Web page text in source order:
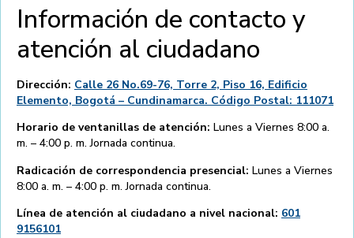
Información de contacto y
atención al ciudadano
Dirección: Calle 26 No.69-76, Torre 2, Piso 16, Edificio
Elemento, Bogotá – Cundinamarca. Código Postal: 111071
Horario de ventanillas de atención: Lunes a Viernes 8:00 a.
m. – 4:00 p. m. Jornada continua.
Radicación de correspondencia presencial: Lunes a Viernes
8:00 a. m. – 4:00 p. m. Jornada continua.
Línea de atención al ciudadano a nivel nacional: 601
9156101